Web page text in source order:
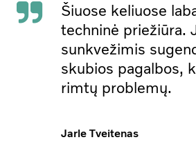
Šiuose keliuose
techninė priežiūra.
sunkvežimis
skubios pagalbos,
rimtų problemų.
Jarle Tveitenas